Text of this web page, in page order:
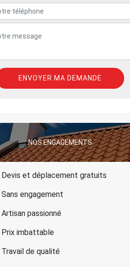
NOS ENGAGEMENTS
Devis et déplacement gratuits
Sans engagement
Artisan passionné
Prix imbattable
Travail de qualité